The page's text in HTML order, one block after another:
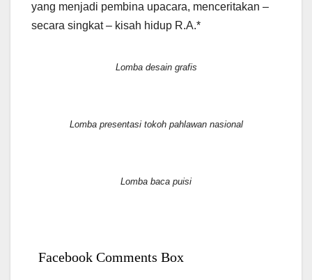
yang menjadi pembina upacara, menceritakan –
secara singkat – kisah hidup R.A.*
Lomba desain grafis
Lomba presentasi tokoh pahlawan nasional
Lomba baca puisi
Facebook Comments Box